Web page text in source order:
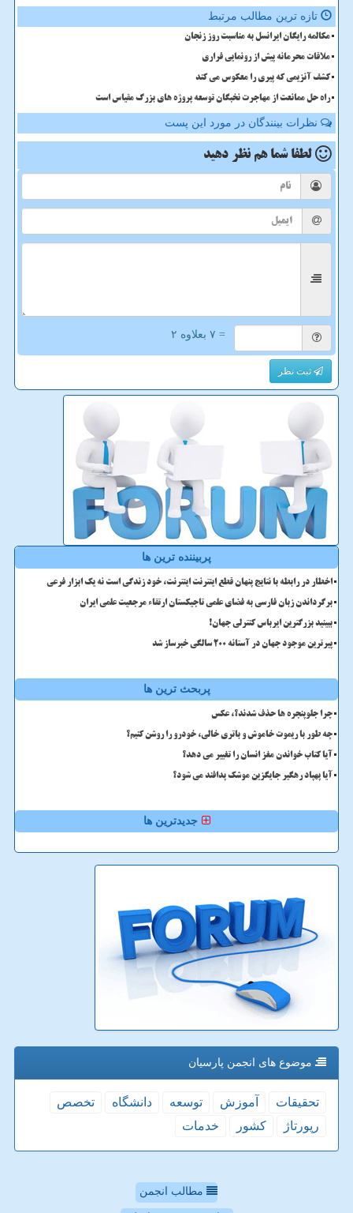
تازه ترین مطالب مرتبط
مکالمه رایگان ایرانسل به مناسبت روز زنجان
ملاقات محرمانه پیش از رونمایی فراری
کشف آنزیمی که پیری را معکوس می کند
راه حل ممانعت از مهاجرت نخبگان توسعه پروژه های بزرگ مقیاس است
نظرات بینندگان در مورد این پست
لطفا شما هم نظر دهید
= ۷ بعلاوه ۲
ثبت نظر
پربیننده ترین ها
اخطار در رابطه با نتایج پنهان قطع اینترنت اینترنت، خود زندگی است نه یک ابزار فرعی
برگرداندن زبان فارسی به فضای علمی تاجیکستان ارتقاء مرجعیت علمی ایران
ببینید بزرگترین ایرباس کنترلی جهان!
پیرترین موجود جهان در آستانه ۲۰۰ سالگی خبرساز شد
پربحث ترین ها
چرا جلوپنجره ها حذف شدند؟، عکس
چه طور با ریموت خاموش و باتری خالی، خودرو را روشن کنیم؟
آیا کتاب خواندن مغز انسان را تغییر می دهد؟
آیا پهپاد رهگیر جایگزین موشک پدافند می شود؟
جدیدترین ها
موضوع های انجمن پارسیان
تحقیقات آموزش توسعه دانشگاه
تخصص
رپورتاژ
كشور خدمات
مطالب انجمن